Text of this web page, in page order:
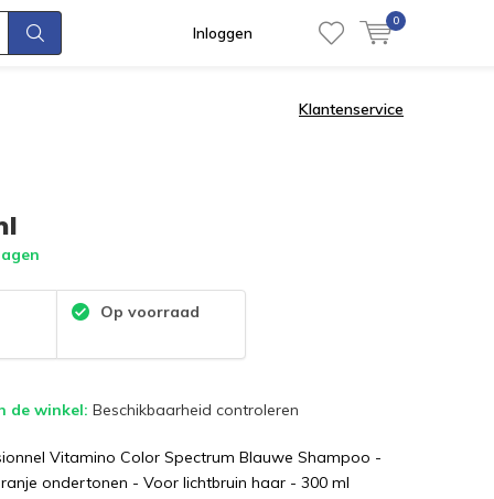
Inloggen
0
Klantenservice
Op voorraad
de winkel:Beschikbaarheid controleren
Vitamino Color Spectrum Blauwe Shampoo -
ondertonen - Voor lichtbruin haar - 300 ml